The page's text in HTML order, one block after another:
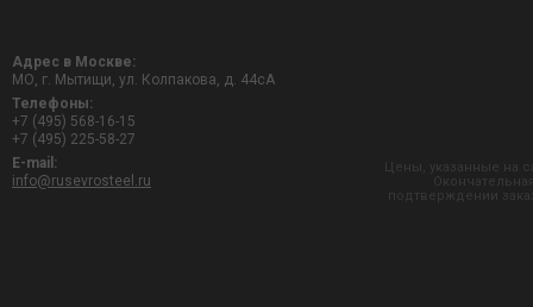
Адрес в Москве:
МО, г. Мытищи, ул. Колпакова, д. 44сА
Телефоны:
+7 (495) 568-16-15
+7 (495) 225-58-27
E-mail:
info@rusevrosteel.ru
Цены, указанные на
подтверждении